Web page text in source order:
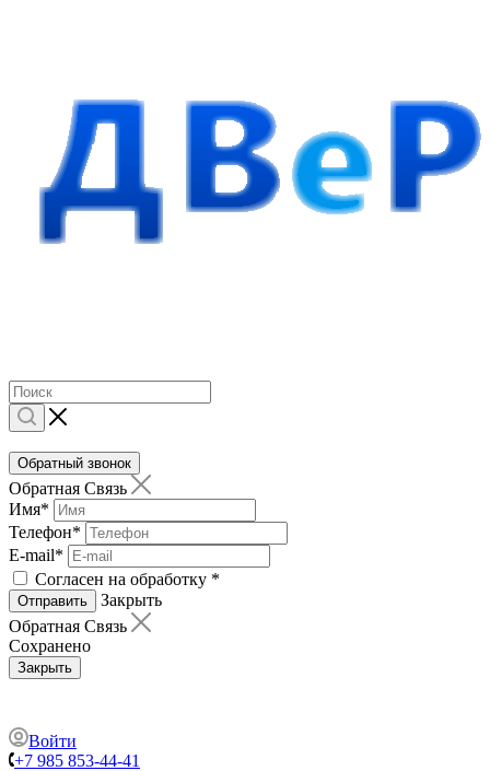
Обратный звонок
Обратная Связь
Имя*
Телефон*
E-mail*
Согласен на обработку *
Отправить
Закрыть
Обратная Связь
Сохранено
Закрыть
Войти
+7 985 853-44-41